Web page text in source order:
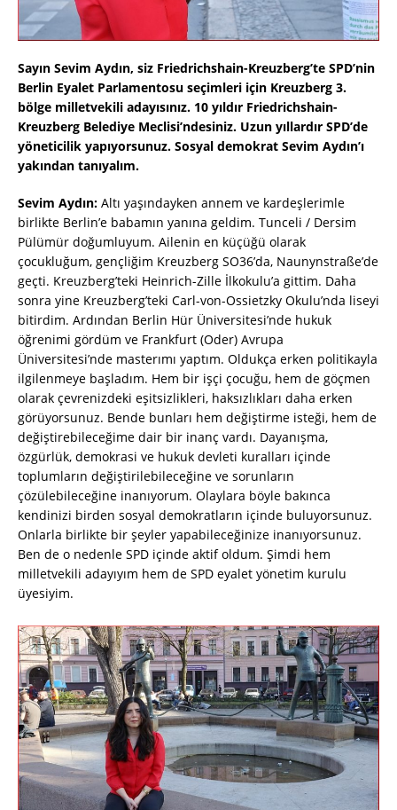
Sayın Sevim Aydın, siz Friedrichshain-Kreuzberg’te SPD’nin
Berlin Eyalet Parlamentosu seçimleri için Kreuzberg 3.
bölge milletvekili adayısınız. 10 yıldır Friedrichshain-
Kreuzberg Belediye Meclisi’ndesiniz. Uzun yıllardır SPD’de
yöneticilik yapıyorsunuz. Sosyal demokrat Sevim Aydın’ı
yakından tanıyalım.
Sevim Aydın: Altı yaşındayken annem ve kardeşlerimle
birlikte Berlin’e babamın yanına geldim. Tunceli / Dersim
Pülümür doğumluyum. Ailenin en küçüğü olarak
çocukluğum, gençliğim Kreuzberg SO36’da, Naunynstraße’de
geçti. Kreuzberg’teki Heinrich-Zille İlkokulu’a gittim. Daha
sonra yine Kreuzberg’teki Carl-von-Ossietzky Okulu’nda liseyi
bitirdim. Ardından Berlin Hür Üniversitesi’nde hukuk
öğrenimi gördüm ve Frankfurt (Oder) Avrupa
Üniversitesi’nde masterımı yaptım. Oldukça erken politikayla
ilgilenmeye başladım. Hem bir işçi çocuğu, hem de göçmen
olarak çevrenizdeki eşitsizlikleri, haksızlıkları daha erken
görüyorsunuz. Bende bunları hem değiştirme isteği, hem de
değiştirebileceğime dair bir inanç vardı. Dayanışma,
özgürlük, demokrasi ve hukuk devleti kuralları içinde
toplumların değiştirilebileceğine ve sorunların
çözülebileceğine inanıyorum. Olaylara böyle bakınca
kendinizi birden sosyal demokratların içinde buluyorsunuz.
Onlarla birlikte bir şeyler yapabileceğinize inanıyorsunuz.
Ben de o nedenle SPD içinde aktif oldum. Şimdi hem
milletvekili adayıyım hem de SPD eyalet yönetim kurulu
üyesiyim.